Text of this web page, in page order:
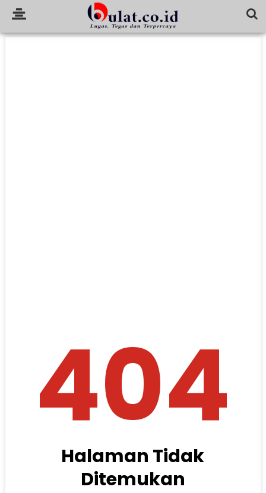
404
Halaman Tidak
Ditemukan